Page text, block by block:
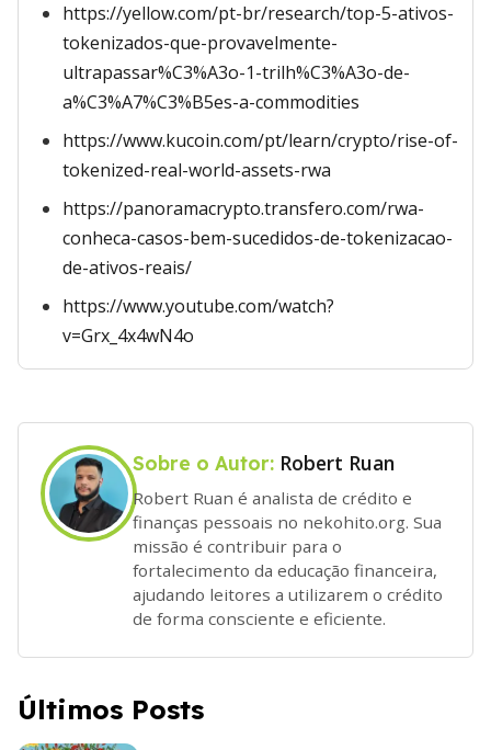
https://yellow.com/pt-br/research/top-5-ativos-
tokenizados-que-provavelmente-
ultrapassar%C3%A3o-1-trilh%C3%A3o-de-
a%C3%A7%C3%B5es-a-commodities
https://www.kucoin.com/pt/learn/crypto/rise-of-
tokenized-real-world-assets-rwa
https://panoramacrypto.transfero.com/rwa-
conheca-casos-bem-sucedidos-de-tokenizacao-
de-ativos-reais/
https://www.youtube.com/watch?
v=Grx_4x4wN4o
Sobre o Autor: Robert Ruan
Robert Ruan é analista de crédito e
finanças pessoais no nekohito.org. Sua
missão é contribuir para o
fortalecimento da educação financeira,
ajudando leitores a utilizarem o crédito
de forma consciente e eficiente.
Últimos Posts